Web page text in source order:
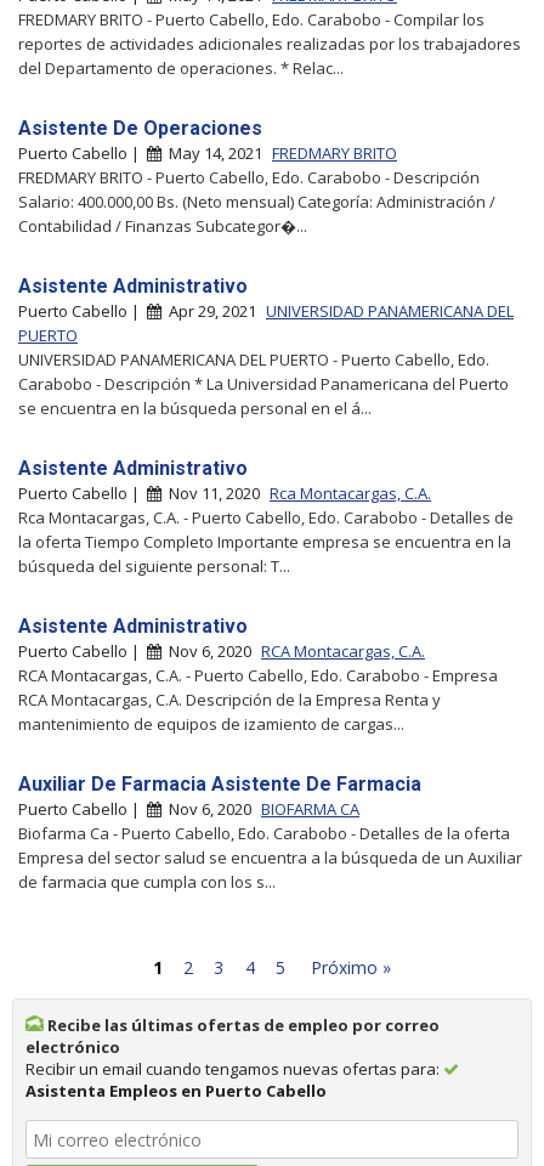
FREDMARY BRITO - Puerto Cabello, Edo. Carabobo - Compilar los
reportes de actividades adicionales realizadas por los trabajadores
del Departamento de operaciones. * Relac...
Asistente De Operaciones
Puerto Cabello | May 14, 2021 FREDMARY BRITO
FREDMARY BRITO - Puerto Cabello, Edo. Carabobo - Descripción
Salario: 400.000,00 Bs. (Neto mensual) Categoría: Administración /
Contabilidad / Finanzas Subcategor�...
Asistente Administrativo
Puerto Cabello | Apr 29, 2021 UNIVERSIDAD PANAMERICANA DEL
PUERTO
UNIVERSIDAD PANAMERICANA DEL PUERTO - Puerto Cabello, Edo.
Carabobo - Descripción * La Universidad Panamericana del Puerto
se encuentra en la búsqueda personal en el á...
Asistente Administrativo
Puerto Cabello | Nov 11, 2020 Rca Montacargas, C.A.
Rca Montacargas, C.A. - Puerto Cabello, Edo. Carabobo - Detalles de
la oferta Tiempo Completo Importante empresa se encuentra en la
búsqueda del siguiente personal: T...
Asistente Administrativo
Puerto Cabello | Nov 6, 2020 RCA Montacargas, C.A.
RCA Montacargas, C.A. - Puerto Cabello, Edo. Carabobo - Empresa
RCA Montacargas, C.A. Descripción de la Empresa Renta y
mantenimiento de equipos de izamiento de cargas...
Auxiliar De Farmacia Asistente De Farmacia
Puerto Cabello | Nov 6, 2020 BIOFARMA CA
Biofarma Ca - Puerto Cabello, Edo. Carabobo - Detalles de la oferta
Empresa del sector salud se encuentra a la búsqueda de un Auxiliar
de farmacia que cumpla con los s...
1 2 3 4 5 Próximo »
Recibe las últimas ofertas de empleo por correo
electrónico
Recibir un email cuando tengamos nuevas ofertas para:
Asistenta Empleos en Puerto Cabello